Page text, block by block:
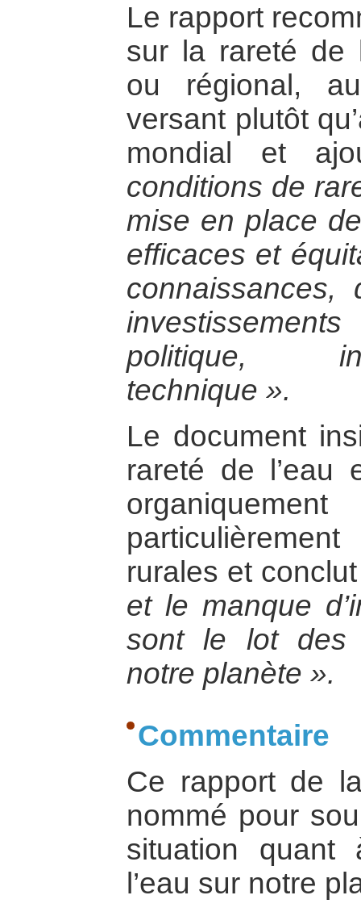
Le rapport
sur la rareté de
ou régional,
versant plutôt
mondial et
conditions de
mise en place
efficaces et
connaissances,
politique,
technique ».
Le document
rareté de l’eau
rurales et
et le manque
sont le lot des
notre planète ».
Commentaire
Ce rapport de
nommé pour
situation quant
l’eau sur notre